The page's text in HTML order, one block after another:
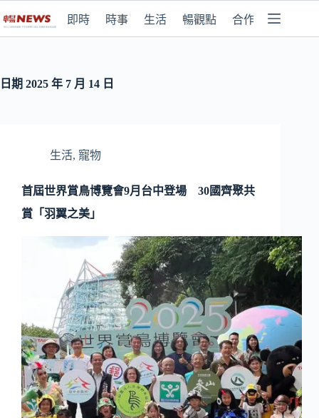
即時 時事 生活 暢觀點 合作媒體
日期 2025 年 7 月 14 日
生活, 寵物
首屆世界賞鳥博覽會9月台中登場 30國齊聚共
賞「羽翼之美」